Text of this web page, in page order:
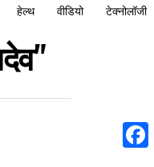
हेल्थ वीडियो टेक्नोलॉजी